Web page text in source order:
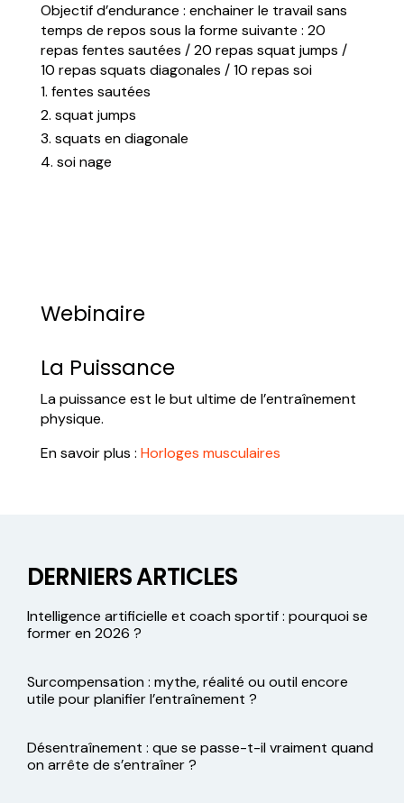
Objectif d’endurance : enchainer le travail sans
temps de repos sous la forme suivante : 20
repas fentes sautées / 20 repas squat jumps /
10 repas squats diagonales / 10 repas soi
fentes sautées
squat jumps
squats en diagonale
soi nage
Webinaire
La Puissance
La puissance est le but ultime de l’entraînement
physique.
En savoir plus : Horloges musculaires
DERNIERS ARTICLES
Intelligence artificielle et coach sportif : pourquoi se
former en 2026 ?
Surcompensation : mythe, réalité ou outil encore
utile pour planifier l’entraînement ?
Désentraînement : que se passe-t-il vraiment quand
on arrête de s’entraîner ?